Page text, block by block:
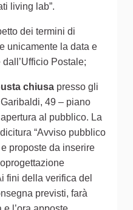
living lab”.
dei termini di
unicamente la data e
dall’Ufficio Postale;
chiusa presso gli
49 – piano
al pubblico. La
“Avviso pubblico
proposte da inserire
fini della verifica del
previsti, farà